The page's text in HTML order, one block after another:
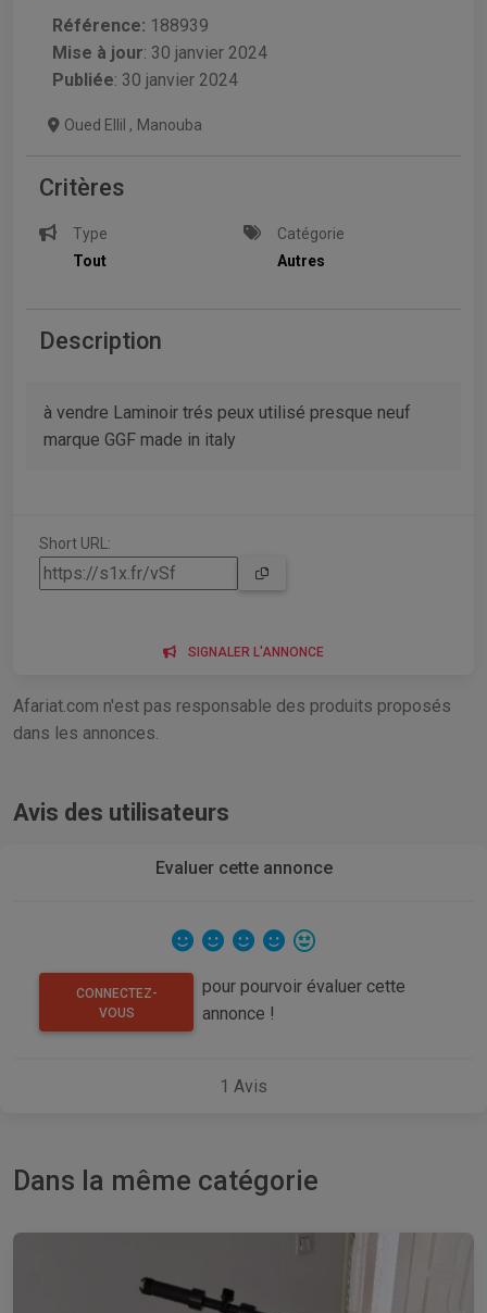
Référence: 188939
Mise à jour: 30 janvier 2024
Publiée: 30 janvier 2024
Oued Ellil , Manouba
Critères
Type
Tout
Catégorie
Autres
Description
à vendre Laminoir trés peux utilisé presque neuf
marque GGF made in italy
Short URL:
SIGNALER L'ANNONCE
Afariat.com n'est pas responsable des produits proposés
dans les annonces.
Avis des utilisateurs
Evaluer cette annonce
CONNECTEZ-
VOUS
pour pourvoir évaluer cette
annonce !
1 Avis
Dans la même catégorie